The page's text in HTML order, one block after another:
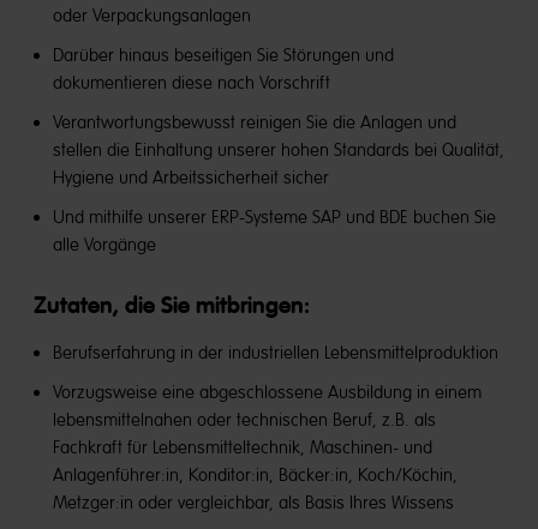
oder Verpackungsanlagen
Darüber hinaus beseitigen Sie Störungen und
dokumentieren diese nach Vorschrift
Verantwortungsbewusst reinigen Sie die Anlagen und
stellen die Einhaltung unserer hohen Standards bei Qualität,
Hygiene und Arbeitssicherheit sicher
Und mithilfe unserer ERP-Systeme SAP und BDE buchen Sie
alle Vorgänge
Zutaten, die Sie mitbringen:
Berufserfahrung in der industriellen Lebensmittelproduktion
Vorzugsweise eine abgeschlossene Ausbildung in einem
lebensmittelnahen oder technischen Beruf, z.B. als
Fachkraft für Lebensmitteltechnik, Maschinen- und
Anlagenführer:in, Konditor:in, Bäcker:in, Koch/Köchin,
Metzger:in oder vergleichbar, als Basis Ihres Wissens